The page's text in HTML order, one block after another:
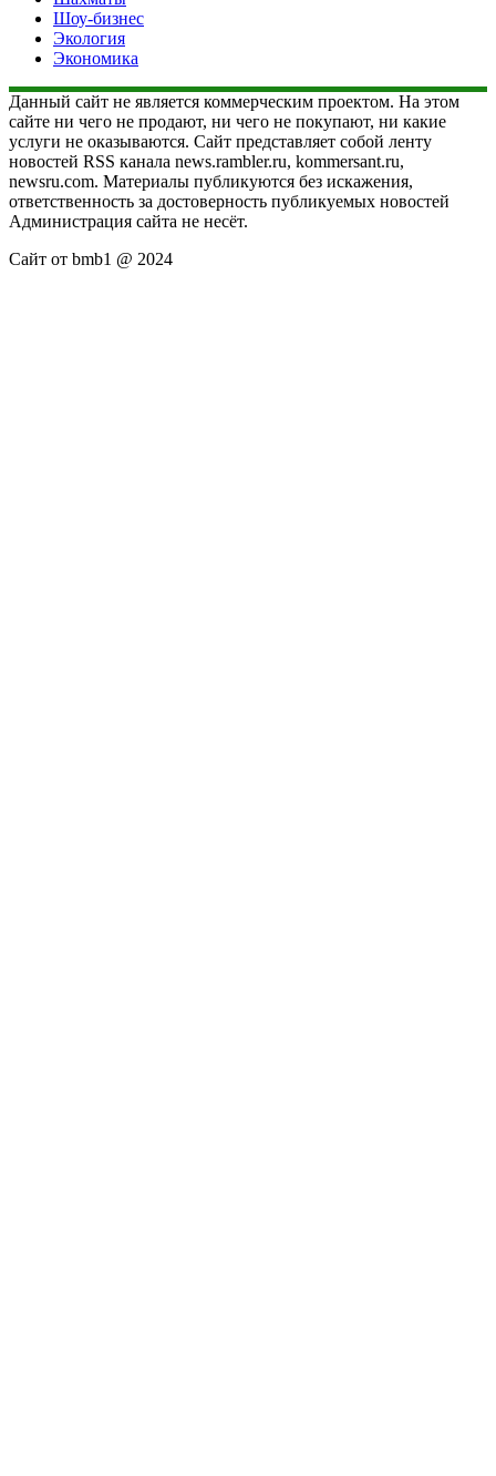
Шоу-бизнес
Экология
Экономика
Данный сайт не является коммерческим проектом. На этом
сайте ни чего не продают, ни чего не покупают, ни какие
услуги не оказываются. Сайт представляет собой ленту
новостей RSS канала news.rambler.ru, kommersant.ru,
newsru.com. Материалы публикуются без искажения,
ответственность за достоверность публикуемых новостей
Администрация сайта не несёт.
Сайт от bmb1 @ 2024